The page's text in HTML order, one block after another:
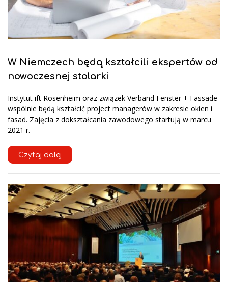
W Niemczech będą kształcili ekspertów od
nowoczesnej stolarki
Instytut ift Rosenheim oraz związek Verband Fenster + Fassade
wspólnie będą kształcić project managerów w zakresie okien i
fasad. Zajęcia z dokształcania zawodowego startują w marcu
2021 r.
Czytaj dalej